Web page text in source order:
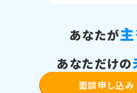
あなたが
あなただけの
面談申し込み